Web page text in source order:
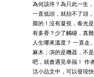
為何該停？為只此一生
一直低頭，就抬不了頭
膜的！沒有凝視，春光
有多香？少了觸碰，真
人生哪來溫度？ 一直走
麻木；演的是機器，不
吧，就會遇見幸福！ 作
活小品文中，可以發現